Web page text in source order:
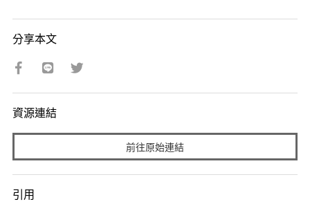
分享本文
資源連結
前往原始連結
引用